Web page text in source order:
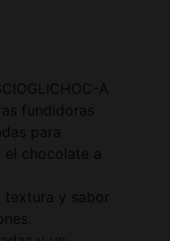
A
fundidoras
para
chocolate a
y sabor